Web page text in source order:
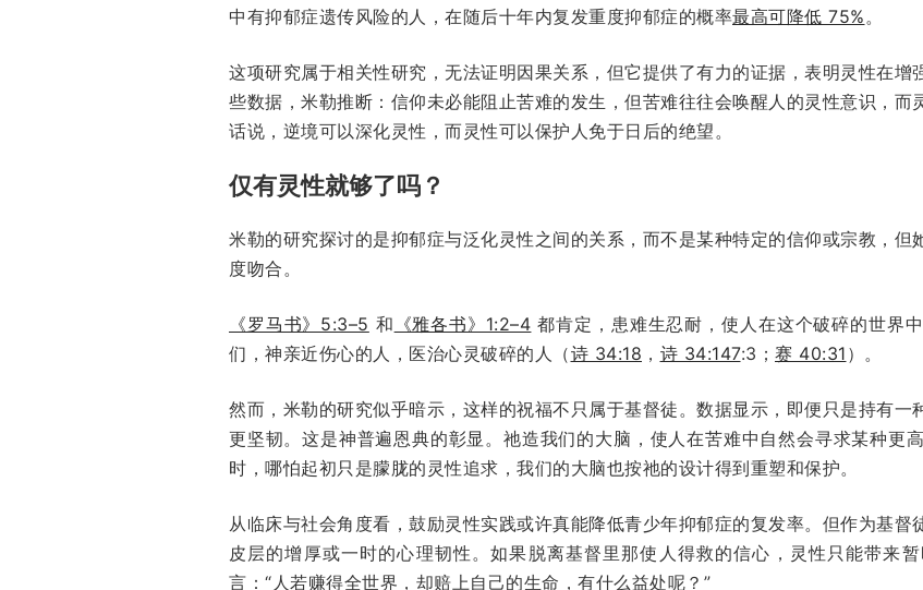
中有抑郁症遗传风险的人，在随后十年内复发重度抑郁症的概率最高可降低 75% 。
这项研究属于相关性研究，无法证明因果关系，但它提供了有力的证据，表明灵性在
些数据，米勒推断：信仰未必能阻止苦难的发生，但苦难往往会唤醒人的灵性意识，而
话说，逆境可以深化灵性，而灵性可以保护人免于日后的绝望。
仅有灵性就够了吗？
米勒的研究探讨的是抑郁症与泛化灵性之间的关系，而不是某种特定的信仰或宗教，但
度吻合。
《罗马书》5:3–5 和 《雅各书》1:2–4 都肯定，患难生忍耐，使人在这个破碎的世界
们，神亲近伤心的人，医治心灵破碎的人（诗 34:18 ， 诗 34:147:3； 赛 40:31 ）。
然而，米勒的研究似乎暗示，这样的祝福不只属于基督徒。数据显示，即便只是持有一
更坚韧。这是神普遍恩典的彰显。祂造我们的大脑，使人在苦难中自然会寻求某种更
时，哪怕起初只是朦胧的灵性追求，我们的大脑也按祂的设计得到重塑和保护。
从临床与社会角度看，鼓励灵性实践或许真能降低青少年抑郁症的复发率。但作为基
皮层的增厚或一时的心理韧性。如果脱离基督里那使人得救的信心，灵性只能带来
言：“人若赚得全世界，却赔上自己的生命，有什么益处呢？”